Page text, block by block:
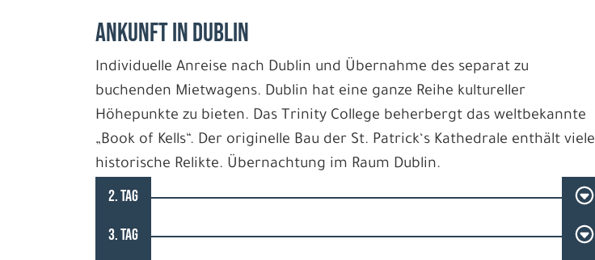
ANKUNFT IN DUBLIN
Individuelle Anreise nach Dublin und Übernahme des separat zu
buchenden Mietwagens. Dublin hat eine ganze Reihe kultureller
Höhepunkte zu bieten. Das Trinity College beherbergt das weltbekannte
„Book of Kells“. Der originelle Bau der St. Patrick‘s Kathedrale enthält viele
historische Relikte. Übernachtung im Raum Dublin.
2. TAG
3. TAG